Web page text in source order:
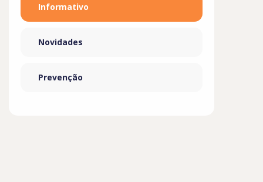
Informativo
Novidades
Prevenção